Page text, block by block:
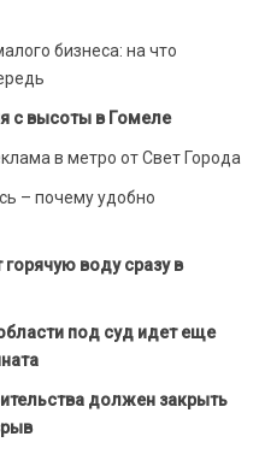
бизнеса: на что
с высоты в Гомеле
в метро от Свет Города
– почему удобно
горячую воду сразу в
под суд идет еще
должен закрыть